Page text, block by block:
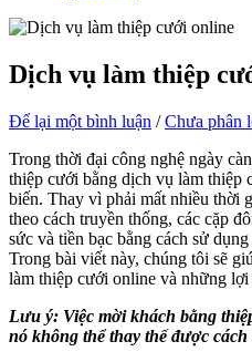
Dịch vụ làm thiệp
Để lại một bình luận /Chưa phân
Trong thời đại công nghệ ngày
thiệp cưới bằng dịch vụ làm thiệp
biến. Thay vì phải mất nhiều thời
theo cách truyền thống, các cặp
sức và tiền bạc bằng cách sử
Trong bài viết này, chúng tôi sẽ
làm thiệp cưới online và những
Lưu ý: Việc mời khách bằng
nó không thể thay thế được